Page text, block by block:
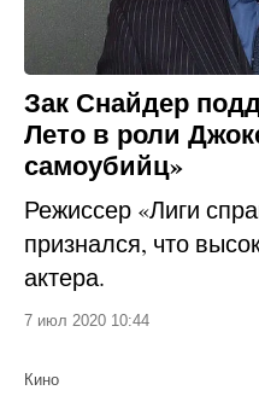
Зак Снайдер
Лето в роли
самоубийц»
Режиссер «Лиги
признался, что
актера.
7 июл 2020 10:44
Кино